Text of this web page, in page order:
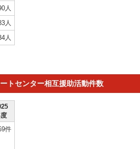
人
人
人
トセンター相互援助活動件数
件